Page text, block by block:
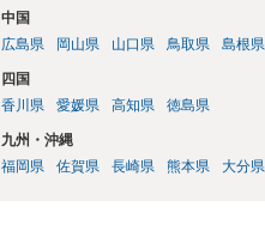
中国
広島県
岡山県 山口県 鳥取県 島根県
四国
香川県
愛媛県 高知県 徳島県
九州・沖縄
福岡県
佐賀県 長崎県 熊本県 大分県